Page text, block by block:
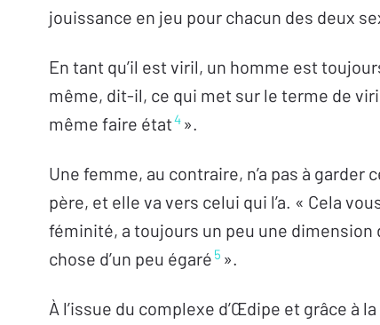
jouissance en jeu pour chacun des deux
En tant qu’il est viril, un homme est
même, dit-il, ce qui met sur le terme de
même faire état4 ».
Une femme, au contraire, n’a pas à
père, et elle va vers celui qui l’a. « Cela
féminité, a toujours un peu une dimension
chose d’un peu égaré 5 ».
À l’issue du complexe d’Œdipe et grâce à